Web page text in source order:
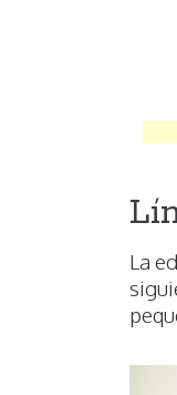
La